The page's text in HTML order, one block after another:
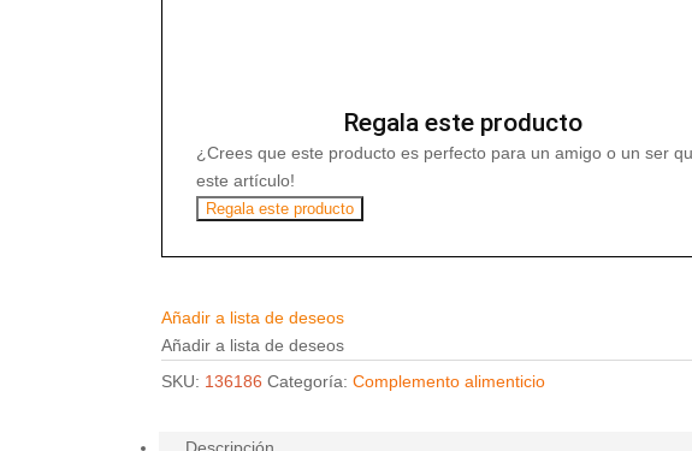
Regala este producto
¿Crees que este producto es perfecto para un amigo o un ser
este artículo!
Regala este producto
Añadir a lista de deseos
Añadir a lista de deseos
SKU: 136186 Categoría:Complemento alimenticio